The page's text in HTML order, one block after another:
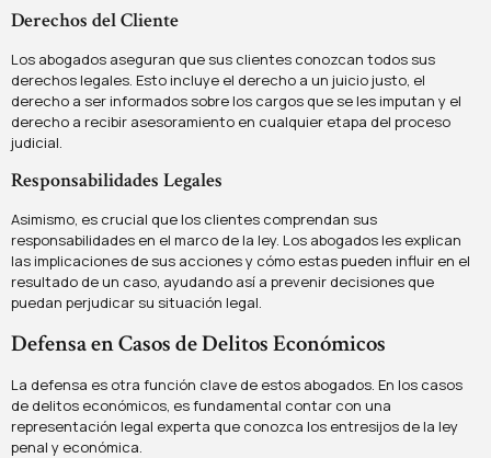
Derechos del Cliente
Los abogados aseguran que sus clientes conozcan todos sus
derechos legales. Esto incluye el derecho a un juicio justo, el
derecho a ser informados sobre los cargos que se les imputan y el
derecho a recibir asesoramiento en cualquier etapa del proceso
judicial.
Responsabilidades Legales
Asimismo, es crucial que los clientes comprendan sus
responsabilidades en el marco de la ley. Los abogados les explican
las implicaciones de sus acciones y cómo estas pueden influir en el
resultado de un caso, ayudando así a prevenir decisiones que
puedan perjudicar su situación legal.
Defensa en Casos de Delitos Económicos
La defensa es otra función clave de estos abogados. En los casos
de delitos económicos, es fundamental contar con una
representación legal experta que conozca los entresijos de la ley
penal y económica.